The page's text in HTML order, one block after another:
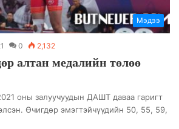
Мэдээ
0 2,132
алтан медалийн төлөө
оны залуучуудын ДАШТ даваа гаригт
Өчигдөр эмэгтэйчүүдийн 50, 55, 59,